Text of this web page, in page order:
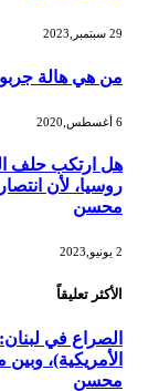
29 سبتمبر,2023
من هي هالة
هل ارتكب حلف
روسيا، لأن
محسن
الأكثر تعليقاً
الصراع في
الأمريكية)،
محسن